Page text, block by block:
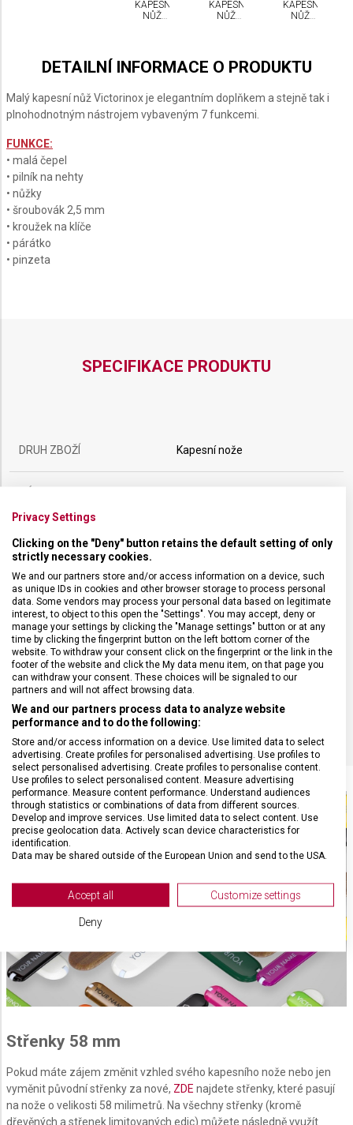
PRINTED
KAPESNÍ
NŮŽ
BRILLIANT
CARBON
KAPESNÍ
NŮŽ
BRILLIANT
CRYSTAL
KAPESNÍ
NŮŽ
BRILLIANT
DAMAST
DETAILNÍ INFORMACE O PRODUKTU
Malý kapesní nůž Victorinox je elegantním doplňkem a stejně tak i
plnohodnotným nástrojem vybaveným 7 funkcemi.
FUNKCE:
• malá čepel
• pilník na nehty
• nůžky
• šroubovák 2,5 mm
• kroužek na klíče
• párátko
• pinzeta
SPECIFIKACE PRODUKTU
DRUH ZBOŽÍ Kapesní nože
POČET FUNKCÍ 7
VELIKOST 5,8 x 1,8 cm
MATERIÁL Termoplast
BARVA Modrá
Střenky 58 mm
Pokud máte zájem změnit vzhled svého kapesního nože nebo jen
vyměnit původní střenky za nové, ZDE najdete střenky, které pasují
na nože o velikosti 58 milimetrů. Na všechny střenky (kromě
dřevěných a střenek limitovaných edic) můžete následně využít
Privacy Settings
Clicking on the "Deny" button retains the default setting of only
strictly necessary cookies.
We and our partners store and/or access information on a device, such
as unique IDs in cookies and other browser storage to process personal
data. Some vendors may process your personal data based on legitimate
interest, to object to this open the "Settings". You may accept, deny or
manage your settings by clicking the "Manage settings" button or at any
time by clicking the fingerprint button on the left bottom corner of the
website. To withdraw your consent click on the fingerprint or the link in the
footer of the website and click the My data menu item, on that page you
can withdraw your consent. These choices will be signaled to our
partners and will not affect browsing data.
We and our partners process data to analyze website
performance and to do the following:
Store and/or access information on a device. Use limited data to select
advertising. Create profiles for personalised advertising. Use profiles to
select personalised advertising. Create profiles to personalise content.
Use profiles to select personalised content. Measure advertising
performance. Measure content performance. Understand audiences
through statistics or combinations of data from different sources.
Develop and improve services. Use limited data to select content. Use
precise geolocation data. Actively scan device characteristics for
identification.
Data may be shared outside of the European Union and send to the USA.
View Partner List (2 IAB Vendors)
We use your data for the following purposes:
Store and/or access information on a device
Use limited data to select advertising
advertising
Create profiles to personalise content
Accept all Customize settings
Deny